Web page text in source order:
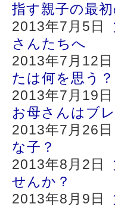
指す親子の最
2013年7月5日
さんたちへ
2013年7月12日
たは何を思う？
2013年7月19日
お母さんはブ
2013年7月26日
な子？
2013年8月2日
せんか？
2013年8月9日